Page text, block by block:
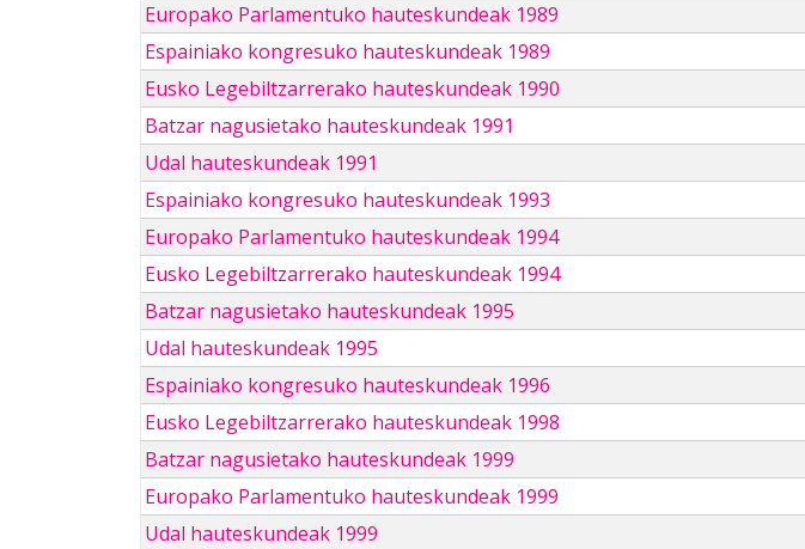
Europako Parlamentuko hauteskundeak 1989
Espainiako kongresuko hauteskundeak 1989
Eusko Legebiltzarrerako hauteskundeak 1990
Batzar nagusietako hauteskundeak 1991
Udal hauteskundeak 1991
Espainiako kongresuko hauteskundeak 1993
Europako Parlamentuko hauteskundeak 1994
Eusko Legebiltzarrerako hauteskundeak 1994
Batzar nagusietako hauteskundeak 1995
Udal hauteskundeak 1995
Espainiako kongresuko hauteskundeak 1996
Eusko Legebiltzarrerako hauteskundeak 1998
Batzar nagusietako hauteskundeak 1999
Europako Parlamentuko hauteskundeak 1999
Udal hauteskundeak 1999